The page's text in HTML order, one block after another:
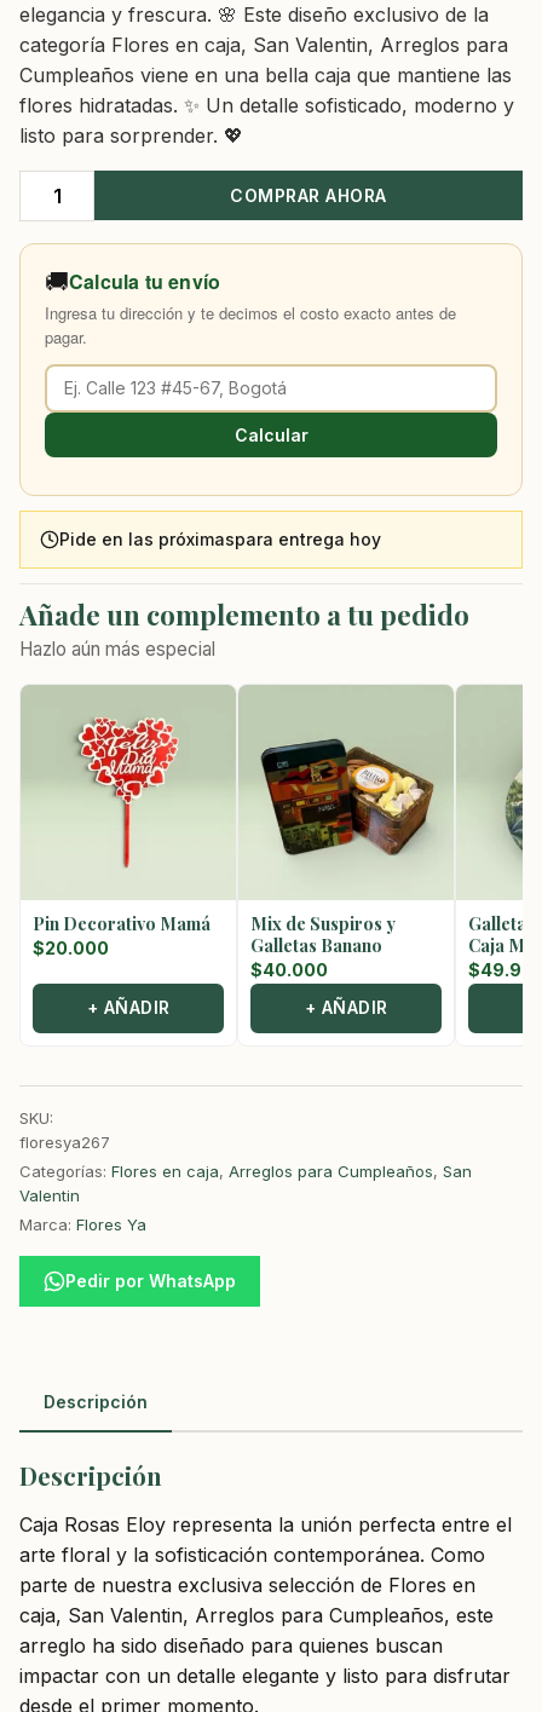
elegancia y frescura. 🌸 Este diseño exclusivo de la
categoría Flores en caja, San Valentin, Arreglos para
Cumpleaños viene en una bella caja que mantiene las
flores hidratadas. ✨ Un detalle sofisticado, moderno y
listo para sorprender. 💖
Rosas
Eloy
COMPRAR AHORA
🚚Calcula tu envío
Ingresa tu dirección y te decimos el costo exacto antes de
pagar.
Calcular
Pide en las próximaspara entrega hoy
Añade un complemento a tu pedido
Hazlo aún más especial
Pin Decorativo Mamá
$20.000
+ AÑADIR
Mix de Suspiros y
Galletas Banano
$40.000
+ AÑADIR
Galletas
Caja
$
SKU:
floresya267
Categorías: Flores en caja, Arreglos para Cumpleaños, San
Valentin
Marca: Flores Ya
Pedir por WhatsApp
Descripción
Descripción
Caja Rosas Eloy representa la unión perfecta entre el
arte floral y la sofisticación contemporánea. Como
parte de nuestra exclusiva selección de Flores en
caja, San Valentin, Arreglos para Cumpleaños, este
arreglo ha sido diseñado para quienes buscan
impactar con un detalle elegante y listo para disfrutar
desde el primer momento.